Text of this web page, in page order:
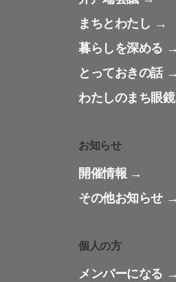
まちとわたし
暮らしを深める
とっておきの話
わたしのまち眼鏡
お知らせ
開催情報
その他お知らせ
個人の方
メンバーになる